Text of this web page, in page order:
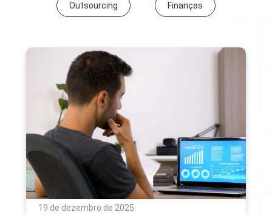
Outsourcing Finanças
19 de dezembro de 2025